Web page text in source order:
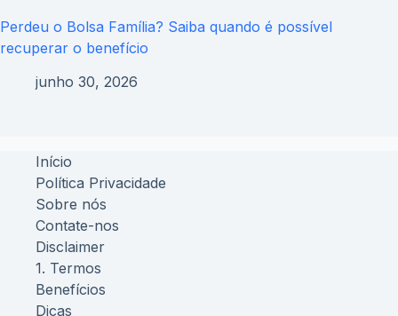
Perdeu o Bolsa Família? Saiba quando é possível
recuperar o benefício
junho 30, 2026
Início
Política Privacidade
Sobre nós
Contate-nos
Disclaimer
1. Termos
Benefícios
Dicas